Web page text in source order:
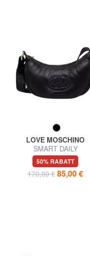
LOVE MOSCHINO
SMART DAILY
Umhängetasche
50% RABATT
170,00 € 85,00 €